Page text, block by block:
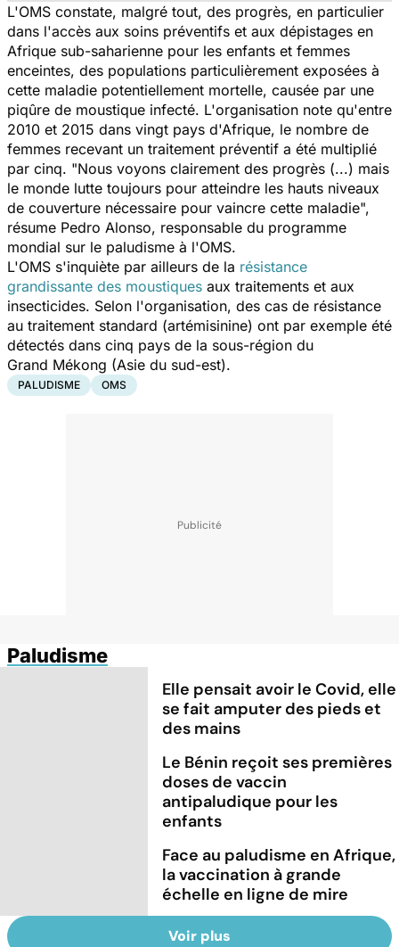
L'OMS constate, malgré tout, des progrès, en particulier
dans l'accès aux soins préventifs et aux dépistages en
Afrique sub-saharienne pour les enfants et femmes
enceintes, des populations particulièrement exposées à
cette maladie potentiellement mortelle, causée par une
piqûre de moustique infecté. L'organisation note qu'entre
2010 et 2015 dans vingt pays d'Afrique, le nombre de
femmes recevant un traitement préventif a été multiplié
par cinq. "Nous voyons clairement des progrès (...) mais
le monde lutte toujours pour atteindre les hauts niveaux
de couverture nécessaire pour vaincre cette maladie",
résume Pedro Alonso, responsable du programme
mondial sur le paludisme à l'OMS.
L'OMS s'inquiète par ailleurs de la résistance
grandissante des moustiques aux traitements et aux
insecticides. Selon l'organisation, des cas de résistance
au traitement standard (artémisinine) ont par exemple été
détectés dans cinq pays de la sous-région du
Grand Mékong (Asie du sud-est).
PALUDISME OMS
Paludisme
Elle pensait avoir le Covid, elle
se fait amputer des pieds et
des mains
Le Bénin reçoit ses premières
doses de vaccin
antipaludique pour les
enfants
Face au paludisme en Afrique,
la vaccination à grande
échelle en ligne de mire
Voir plus